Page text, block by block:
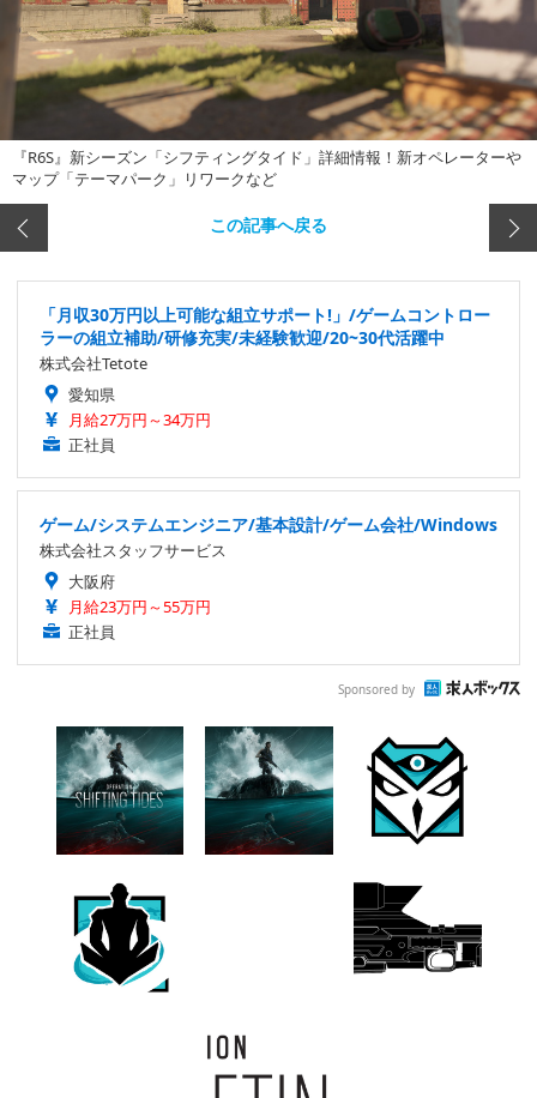
『R6S』新シーズン「シフティングタイド」詳細情報！新オペレーターや
マップ「テーマパーク」リワークなど
この記事へ戻る
「月収30万円以上可能な組立サポート!」/ゲームコントロー
ラーの組立補助/研修充実/未経験歓迎/20~30代活躍中
株式会社Tetote
愛知県
月給27万円～34万円
正社員
ゲーム/システムエンジニア/基本設計/ゲーム会社/Windows
株式会社スタッフサービス
大阪府
月給23万円～55万円
正社員
Sponsored by